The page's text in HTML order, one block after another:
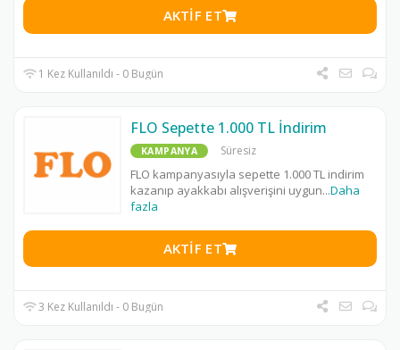
AKTIF ET
1 Kez Kullanıldı - 0 Bugün
FLO Sepette 1.000 TL İndirim
KAMPANYA Süresiz
FLO kampanyasıyla sepette 1.000 TL indirim
kazanıp ayakkabı alışverişini uygun...Daha
fazla
AKTIF ET
3 Kez Kullanıldı - 0 Bugün